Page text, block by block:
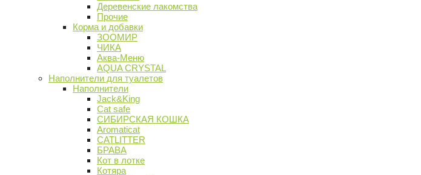
Деревенские лакомства
Прочие
Корма и добавки
ЗООМИР
ЧИКА
Аква-Меню
AQUA CRYSTAL
Наполнители для туалетов
Наполнители
Jack&King
Cat safe
СИБИРСКАЯ КОШКА
Aromaticat
CATLITTER
БРАВА
Кот в лотке
Котяра